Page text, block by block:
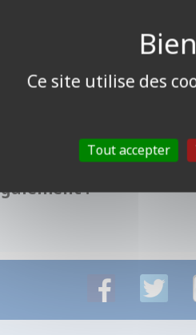
Les
dans
car ils
Enfin,
3
:
Ce site utilise des
Tout accepter